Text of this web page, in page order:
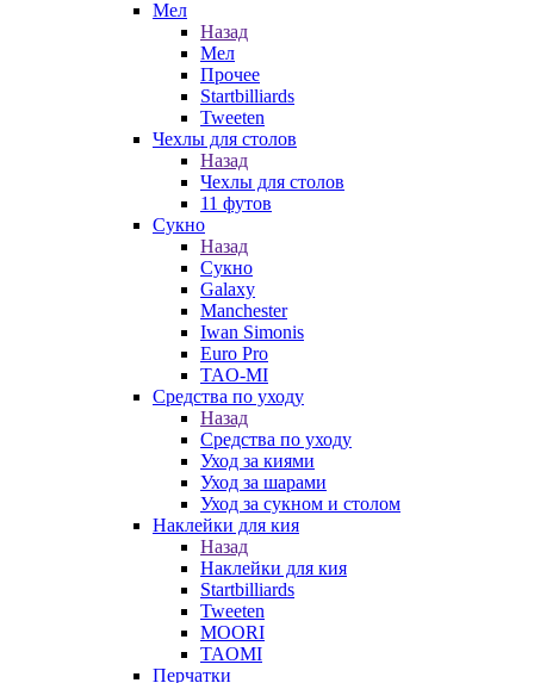
Мел
Назад
Мел
Прочее
Startbilliards
Tweeten
Чехлы для столов
Назад
Чехлы для столов
11 футов
Сукно
Назад
Сукно
Galaxy
Manchester
Iwan Simonis
Euro Pro
TAO-MI
Средства по уходу
Назад
Средства по уходу
Уход за киями
Уход за шарами
Уход за сукном и столом
Наклейки для кия
Назад
Наклейки для кия
Startbilliards
Tweeten
MOORI
TAOMI
Перчатки